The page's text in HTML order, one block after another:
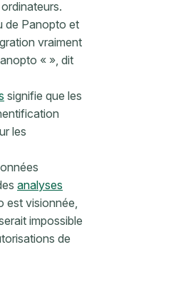
de Panopto et
vraiment
« », dit
signifie que les
les
analyses
visionnée,
impossible
de